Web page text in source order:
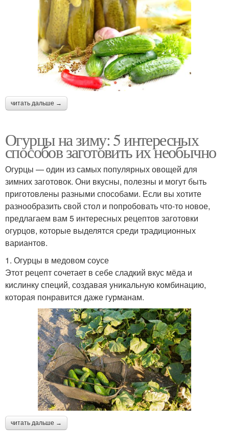
читать дальше →
Огурцы на зиму: 5 интересных
способов заготовить их необычно
Огурцы — один из самых популярных овощей для
зимних заготовок. Они вкусны, полезны и могут быть
приготовлены разными способами. Если вы хотите
разнообразить свой стол и попробовать что-то новое,
предлагаем вам 5 интересных рецептов заготовки
огурцов, которые выделятся среди традиционных
вариантов.
1. Огурцы в медовом соусе
Этот рецепт сочетает в себе сладкий вкус мёда и
кислинку специй, создавая уникальную комбинацию,
которая понравится даже гурманам.
читать дальше →